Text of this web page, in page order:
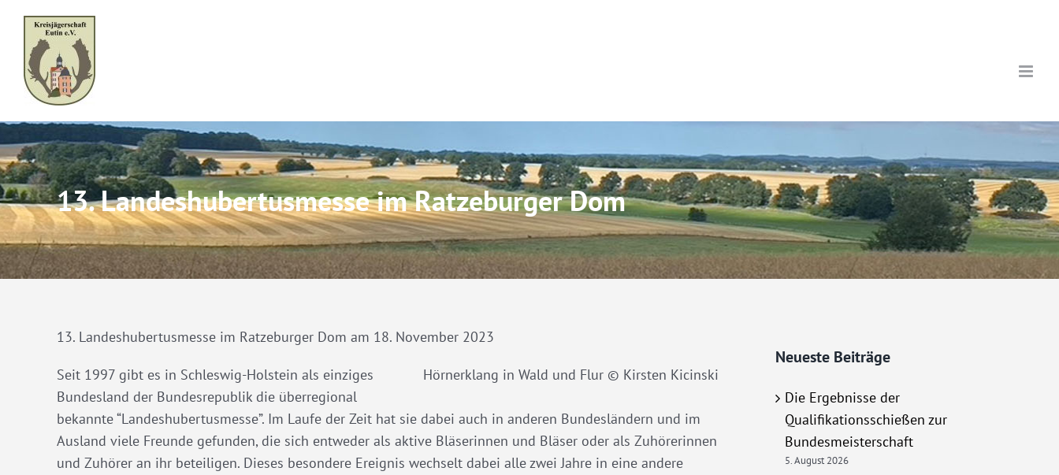
content
13. Landeshubertusmesse im Ratzeburger Dom
13. Landeshubertusmesse im Ratzeburger Dom am 18. November 2023
Hörnerklang in Wald und Flur © Kirsten Kicinski
Seit 1997 gibt es in Schleswig-Holstein als einziges
Bundesland der Bundesrepublik die überregional
bekannte “Landeshubertusmesse”. Im Laufe der Zeit hat sie dabei auch in anderen Bundesländern und im
Ausland viele Freunde gefunden, die sich entweder als aktive Bläserinnen und Bläser oder als Zuhörerinnen
und Zuhörer an ihr beteiligen. Dieses besondere Ereignis wechselt dabei alle zwei Jahre in eine andere
Neueste Beiträge
Die Ergebnisse der
Qualifikationsschießen zur
Bundesmeisterschaft
5. August 2026